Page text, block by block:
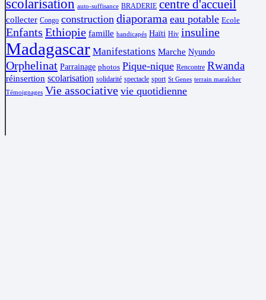
scolarisation auto-suffisance BRADERIE centre d'accueil
collecter Congo construction diaporama eau potable Ecole
Enfants Ethiopie famille handicapés Haïti Hiv insuline
Madagascar Manifestations Marche Nyundo
Orphelinat Parrainage photos Pique-nique Rencontre Rwanda
réinsertion scolarisation solidarité spectacle sport St Genes terrain maraîcher
Témoignages Vie associative vie quotidienne